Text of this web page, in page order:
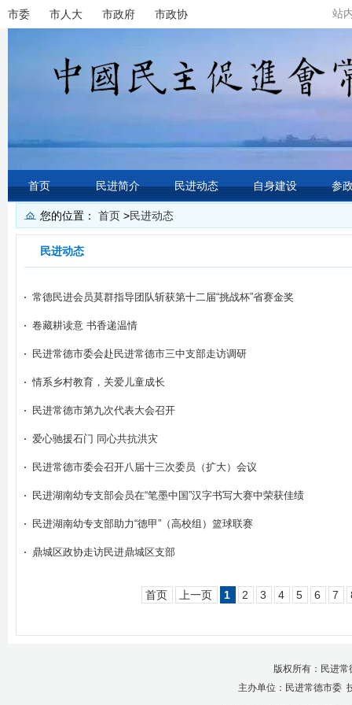
市委 市人大 市政府 市政协 站
首页 民进简介 民进动态 自身建设 参
您的位置： 首页 >民进动态
民进动态
常德民进会员莫群指导团队斩获第十二届“挑战杯”省赛金奖
卷藏耕读意 书香递温情
民进常德市委会赴民进常德市三中支部走访调研
情系乡村教育，关爱儿童成长
民进常德市第九次代表大会召开
爱心驰援石门 同心共抗洪灾
民进常德市委会召开八届十三次委员（扩大）会议
民进湖南幼专支部会员在“笔墨中国”汉字书写大赛中荣获佳绩
民进湖南幼专支部助力“德甲”（高校组）篮球联赛
鼎城区政协走访民进鼎城区支部
首页 上一页 1 2 3 4 5 6 7
版权所有：民进
主办单位：民进常德市委